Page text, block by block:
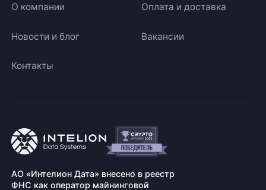
О компании Оплата и доставка
Новости и блог Вакансии
Контакты
АО «Интелион Дата» внесено в реестр
ФНС как оператор майнинговой